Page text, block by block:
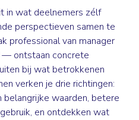
in wat deelnemers zélf
perspectieven samen te
professional van manager
ontstaan concrete
bij wat betrokkenen
verken je drie richtingen:
belangrijke waarden, betere
en ontdekken wat